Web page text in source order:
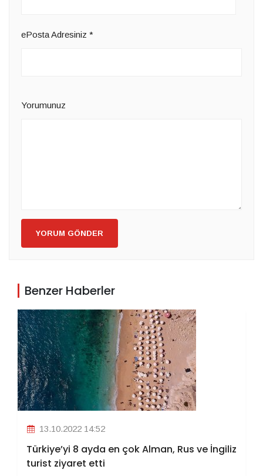
ePosta Adresiniz *
Yorumunuz
YORUM GÖNDER
Benzer Haberler
13.10.2022 14:52
Türkiye’yi 8 ayda en çok Alman, Rus ve İngiliz
turist ziyaret etti